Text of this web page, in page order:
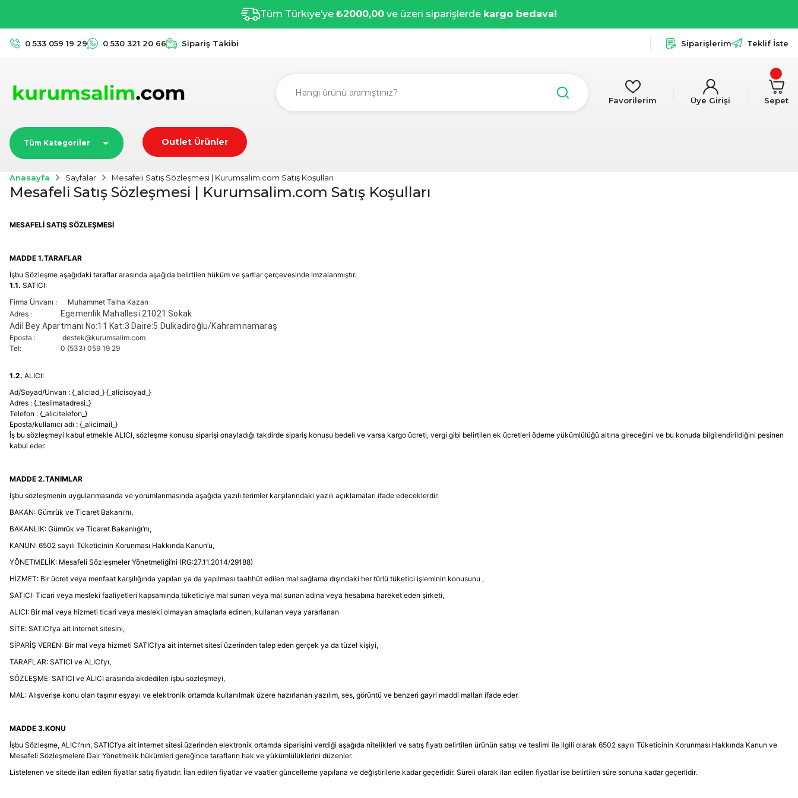
Tüm Türkiye’ye ₺2000,00 ve üzeri siparişlerde kargo bedava!
0 533 059 19 29 0 530 321 20 66 Sipariş Takibi Siparişlerim Teklif İste
Favorilerim Üye Girişi Sepet
Tüm Kategoriler Outlet Ürünler
Anasayfa Sayfalar Mesafeli Satış Sözleşmesi | Kurumsalim.com Satış Koşulları
Mesafeli Satış Sözleşmesi | Kurumsalim.com Satış Koşulları
MESAFELİ SATIŞ SÖZLEŞMESİ
MADDE 1.TARAFLAR
İşbu Sözleşme aşağıdaki taraflar arasında aşağıda belirtilen hüküm ve şartlar çerçevesinde imzalanmıştır.
1.1. SATICI:
Firma Ünvanı : Muhammet Talha Kazan
Adres :
Egemenlik Mahallesi 21021.Sokak
Adil Bey Apartmanı No:11 Kat:3 Daire:5 Dulkadiroğlu/Kahramnamaraş
Eposta : destek@kurumsalim.com
Tel: 0 (533) 059 19 29
1.2. ALICI:
Ad/Soyad/Unvan : {_aliciad_} {_alicisoyad_}
Adres : {_teslimatadresi_}
Telefon : {_alicitelefon_}
Eposta/kullanıcı adı : {_alicimail_}
İş bu sözleşmeyi kabul etmekle ALICI, sözleşme konusu siparişi onayladığı takdirde sipariş konusu bedeli ve varsa kargo ücreti, vergi gibi belirtilen ek ücretleri ödeme yükümlülüğü altına gireceğini ve bu konuda bilgilendirildiğini peşinen
kabul eder.
MADDE 2.TANIMLAR
İşbu sözleşmenin uygulanmasında ve yorumlanmasında aşağıda yazılı terimler karşılarındaki yazılı açıklamaları ifade edeceklerdir.
BAKAN: Gümrük ve Ticaret Bakanı’nı,
BAKANLIK: Gümrük ve Ticaret Bakanlığı’nı,
KANUN: 6502 sayılı Tüketicinin Korunması Hakkında Kanun’u,
YÖNETMELİK: Mesafeli Sözleşmeler Yönetmeliği’ni (RG:27.11.2014/29188)
HİZMET: Bir ücret veya menfaat karşılığında yapılan ya da yapılması taahhüt edilen mal sağlama dışındaki her türlü tüketici işleminin konusunu ,
SATICI: Ticari veya mesleki faaliyetleri kapsamında tüketiciye mal sunan veya mal sunan adına veya hesabına hareket eden şirketi,
ALICI: Bir mal veya hizmeti ticari veya mesleki olmayan amaçlarla edinen, kullanan veya yararlanan
SİTE: SATICI’ya ait internet sitesini,
SİPARİŞ VEREN: Bir mal veya hizmeti SATICI’ya ait internet sitesi üzerinden talep eden gerçek ya da tüzel kişiyi,
TARAFLAR: SATICI ve ALICI’yı,
SÖZLEŞME: SATICI ve ALICI arasında akdedilen işbu sözleşmeyi,
MAL: Alışverişe konu olan taşınır eşyayı ve elektronik ortamda kullanılmak üzere hazırlanan yazılım, ses, görüntü ve benzeri gayri maddi malları ifade eder.
MADDE 3.KONU
İşbu Sözleşme, ALICI’nın, SATICI’ya ait internet sitesi üzerinden elektronik ortamda siparişini verdiği aşağıda nitelikleri ve satış fiyatı belirtilen ürünün satışı ve teslimi ile ilgili olarak 6502 sayılı Tüketicinin Korunması Hakkında Kanun ve
Mesafeli Sözleşmelere Dair Yönetmelik hükümleri gereğince tarafların hak ve yükümlülüklerini düzenler.
Listelenen ve sitede ilan edilen fiyatlar satış fiyatıdır. İlan edilen fiyatlar ve vaatler güncelleme yapılana ve değiştirilene kadar geçerlidir. Süreli olarak ilan edilen fiyatlar ise belirtilen süre sonuna kadar geçerlidir.